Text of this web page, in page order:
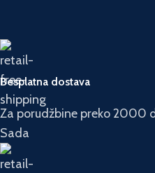
Besplatna dostava
Za porudžbine preko 2000
Sada